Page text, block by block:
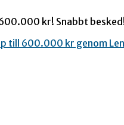
kr! Snabbt